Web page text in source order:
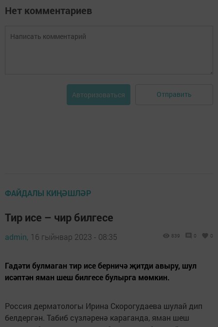
Нет комментариев
Авторизоваться Отправить
ФАЙДАЛЫ КИҢӘШЛӘР
Тир исе – чир билгесе
admin, 16 гыйнвар 2023 - 08:35 839 0 0
Гадәти булмаган тир исе берничә җитди авыру, шул
исәптән яман шеш билгесе булырга мөмкин.
Россия дерматологы Ирина Скорогудаева шулай дип
белдергән. Табиб сүзләренә караганда, яман шеш